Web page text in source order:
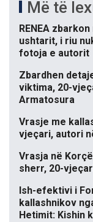
Më të
RENEA
ushtarit, i riu
fotoja e autorit
Zbardhen
viktima, 20-
Armatosura
Vrasje me
vjeçari, autori
Vrasja në
sherr, 20-
Ish-efektivi i
kallashnikov
Hetimit: Kishin